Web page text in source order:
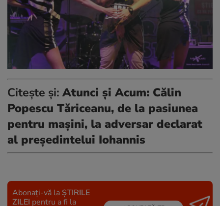
Citește și:Atunci și Acum: Călin
Popescu Tăriceanu, de la pasiunea
pentru mașini, la adversar declarat
al președintelui Iohannis
Abonați-vă la ȘTIRILE
ZILEI pentru a fi la